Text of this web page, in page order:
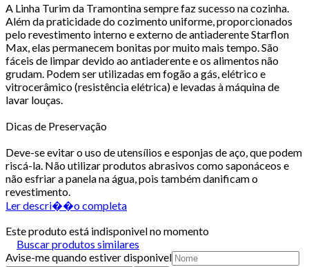
A Linha Turim da Tramontina sempre faz sucesso na cozinha.
Além da praticidade do cozimento uniforme, proporcionados
pelo revestimento interno e externo de antiaderente Starflon
Max, elas permanecem bonitas por muito mais tempo. São
fáceis de limpar devido ao antiaderente e os alimentos não
grudam. Podem ser utilizadas em fogão a gás, elétrico e
vitrocerâmico (resistência elétrica) e levadas à máquina de
lavar louças.
Dicas de Preservação
Deve-se evitar o uso de utensílios e esponjas de aço, que podem
riscá-la. Não utilizar produtos abrasivos como saponáceos e
não esfriar a panela na água, pois também danificam o
revestimento.
Ler descri��o completa
Este produto está indisponivel no momento
Buscar produtos similares
Avise-me quando estiver disponivel